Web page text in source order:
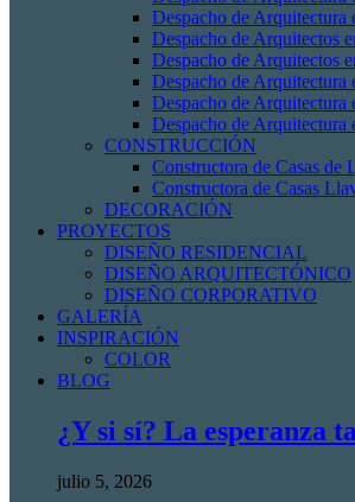
Despacho de Arquitectura
Despacho de Arquitectos
Despacho de Arquitectos
Despacho de
Despacho de Arquitectura
Despacho de
CONSTRUCCIÓN
Constructora de Casas de
Constructora de Casas
DECORACIÓN
PROYECTOS
DISEÑO RESIDENCIAL
DISEÑO ARQUITECTÓNICO
DISEÑO CORPORATIVO
GALERÍA
INSPIRACIÓN
COLOR
BLOG
¿Y si sí? La esperanza
julio 5, 2026